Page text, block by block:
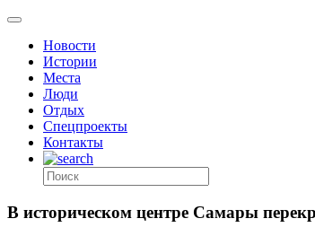
Новости
Истории
Места
Люди
Отдых
Спецпроекты
Контакты
В историческом центре Самары